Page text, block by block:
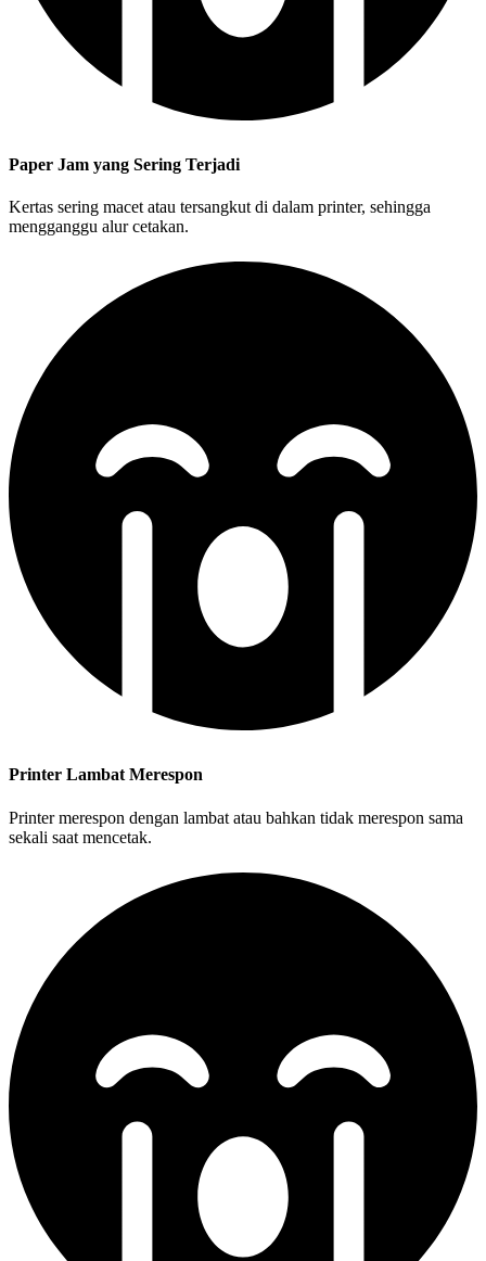
Paper Jam yang Sering Terjadi
Kertas sering macet atau tersangkut di dalam printer, sehingga
mengganggu alur cetakan.
Printer Lambat Merespon
Printer merespon dengan lambat atau bahkan tidak merespon sama
sekali saat mencetak.